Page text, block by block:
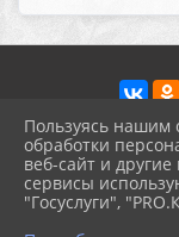
2026 г. pokrov-ck.ru
Вход
Карта сайта
Политика
Пользуясь нашим
обработки
веб-сайт и
сервисы
"Госуслуги",